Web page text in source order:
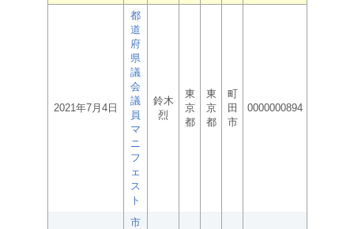
2021年7月4日
都
道
府
県
議
会
議
員
マ
ニ
フ
ェ
ス
ト
鈴木
烈
東
京
都
東
京
都
町
田
市
0000000894
市